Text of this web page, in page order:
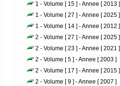
1 - Volume [ 15 ] - Annee [ 2013 ]
1 - Volume [ 27 ] - Annee [ 2025 ]
1 - Volume [ 14 ] - Annee [ 2012 ]
2 - Volume [ 27 ] - Annee [ 2025 ]
2 - Volume [ 23 ] - Annee [ 2021 ]
2 - Volume [ 5 ] - Annee [ 2003 ]
2 - Volume [ 17 ] - Annee [ 2015 ]
2 - Volume [ 9 ] - Annee [ 2007 ]